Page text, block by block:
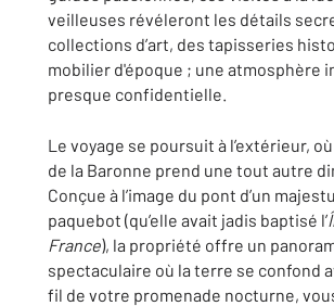
veilleuses révéleront les détails
collections d’art, des tapisseries
mobilier d'époque ; une atmosphère
presque confidentielle.
Le voyage se poursuit à l’extérieur,
de la Baronne prend une tout autre
Conçue à l’image du pont d’un
paquebot (qu’elle avait jadis baptisé l’
France), la propriété offre un
spectaculaire où la terre se confond
fil de votre promenade nocturne,